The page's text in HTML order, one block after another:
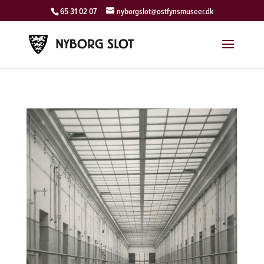
65 31 02 07 nyborgslot@ostfynsmuseer.dk